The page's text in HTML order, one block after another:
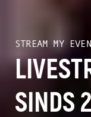
STREAM MY
SINDS